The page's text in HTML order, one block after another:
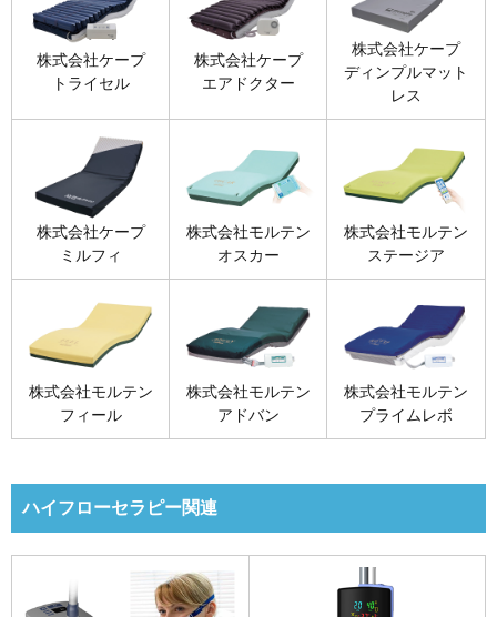
株式会社ケープ
トライセル
株式会社ケープ
エアドクター
株式会社ケープ
ディンプルマット
レス
株式会社ケープ
ミルフィ
株式会社モルテン
オスカー
株式会社モルテン
ステージア
株式会社モルテン
フィール
株式会社モルテン
アドバン
株式会社モルテン
プライムレボ
ハイフローセラピー関連